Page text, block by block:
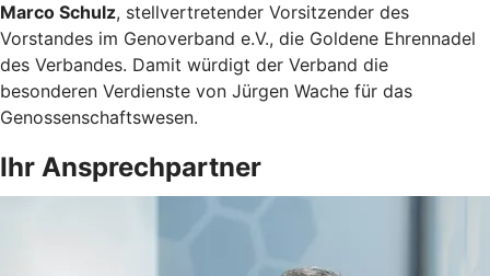
Marco Schulz, stellvertretender Vorsitzender des
Vorstandes im Genoverband e.V., die Goldene Ehrennadel
des Verbandes. Damit würdigt der Verband die
besonderen Verdienste von Jürgen Wache für das
Genossenschaftswesen.
Ihr Ansprechpartner